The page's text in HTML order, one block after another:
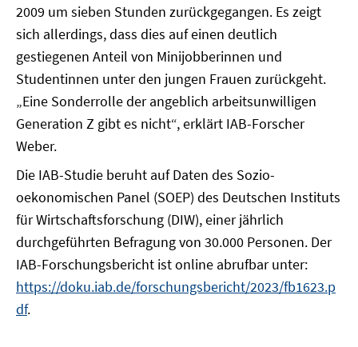
2009 um sieben Stunden zurückgegangen. Es zeigt
sich allerdings, dass dies auf einen deutlich
gestiegenen Anteil von Minijobberinnen und
Studentinnen unter den jungen Frauen zurückgeht.
„Eine Sonderrolle der angeblich arbeitsunwilligen
Generation Z gibt es nicht“, erklärt IAB-Forscher
Weber.
Die IAB-Studie beruht auf Daten des Sozio-
oekonomischen Panel (SOEP) des Deutschen Instituts
für Wirtschaftsforschung (DIW), einer jährlich
durchgeführten Befragung von 30.000 Personen. Der
IAB-Forschungsbericht ist online abrufbar unter:
https://doku.iab.de/forschungsbericht/2023/fb1623.p
df.